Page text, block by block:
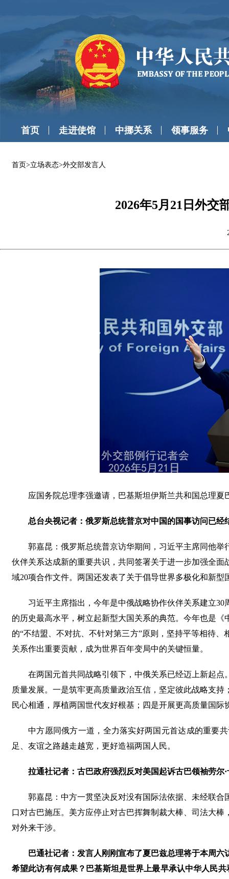
首页 走进使馆 中挪关系 领事服务
首页>立场表态>外交部发言人
2026年5月21日外交
应国务院总理李强邀请，巴基斯坦伊斯兰共和国总理夏
总台央视记者：俄罗斯总统普京对中国的国事访问已经
郭嘉昆：俄罗斯总统普京访华期间，习近平主席同他
伙伴关系达成新的重要共识，共同签署关于进一步加强全
域20项合作文件。两国还发表了关于倡导世界多极化和新
习近平主席指出，今年是中俄战略协作伙伴关系建立
的历史最高水平，树立起新型大国关系的典范。今年也是
的“不结盟、不对抗、不针对第三方”原则，坚持平等相待
关系作出重要贡献，成为世界百年变局中的关键恒量。
在两国元首共同战略引领下，中俄关系已经迈上新起
质量发展。一是筑牢更高质量政治互信，坚定彼此战略支
民心相通，厚植两国世代友好根基；四是开展更高质量国际
中方愿同俄方一道，全力落实好两国元首达成的重要
足、友谊之路越走越宽，更好造福两国人民。
拉通社记者：古巴政府强烈反对美国起诉古巴领袖劳尔
郭嘉昆：中方一贯坚决反对没有国际法依据、未经联
口对古巴施压。美方应停止对古巴挥舞制裁大棒、司法大
对外来干涉。
巴通社记者：发言人刚刚宣布了夏巴兹总理将于本周
希望此访有何成果？巴基斯坦是世界上最早承认中华人民